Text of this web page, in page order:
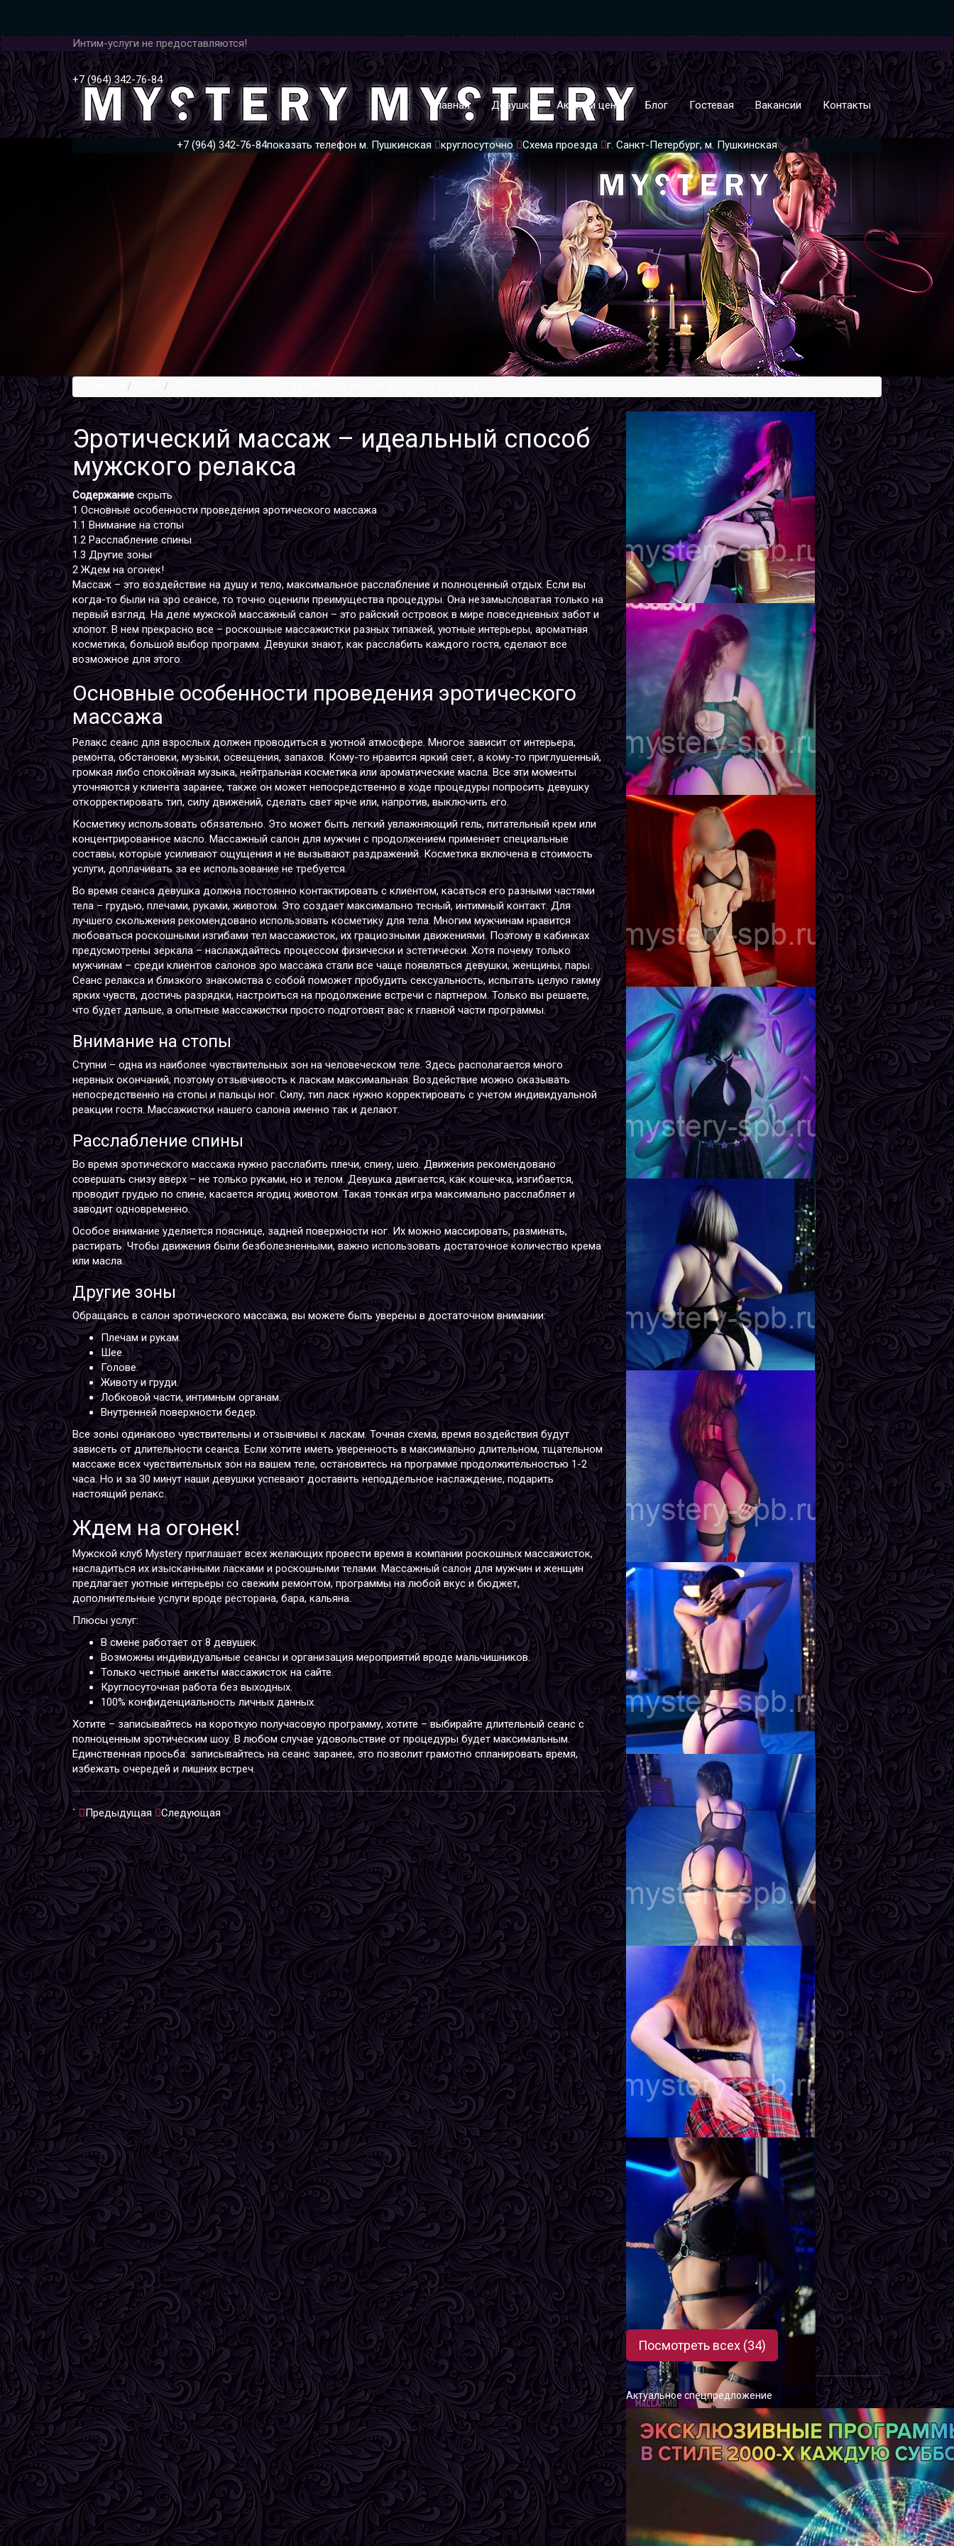
Интим-услуги не предоставляются!
+7 (964) 342-76-84
Главная
Девушки Акции и цены Блог Гостевая Вакансии Контакты
+7 (964) 342-76-84показать телефон м. Пушкинская круглосуточно Схема проезда г. Санкт-Петербург, м. Пушкинская
Эротический массаж – идеальный способ
мужского релакса
Содержание скрыть
1 Основные особенности проведения эротического массажа
1.1 Внимание на стопы
1.2 Расслабление спины
1.3 Другие зоны
2 Ждем на огонек!
Массаж – это воздействие на душу и тело, максимальное расслабление и полноценный отдых. Если вы
когда-то были на эро сеансе, то точно оценили преимущества процедуры. Она незамысловатая только на
первый взгляд. На деле мужской массажный салон – это райский островок в мире повседневных забот и
хлопот. В нем прекрасно все – роскошные массажистки разных типажей, уютные интерьеры, ароматная
косметика, большой выбор программ. Девушки знают, как расслабить каждого гостя, сделают все
возможное для этого.
Основные особенности проведения эротического
массажа
Релакс сеанс для взрослых должен проводиться в уютной атмосфере. Многое зависит от интерьера,
ремонта, обстановки, музыки, освещения, запахов. Кому-то нравится яркий свет, а кому-то приглушенный,
громкая либо спокойная музыка, нейтральная косметика или ароматические масла. Все эти моменты
уточняются у клиента заранее, также он может непосредственно в ходе процедуры попросить девушку
откорректировать тип, силу движений, сделать свет ярче или, напротив, выключить его.
Косметику использовать обязательно. Это может быть легкий увлажняющий гель, питательный крем или
концентрированное масло. Массажный салон для мужчинс продолжением применяет специальные
составы, которые усиливают ощущения и не вызывают раздражений. Косметика включена в стоимость
услуги, доплачивать за ее использование не требуется.
Во время сеанса девушка должна постоянно контактировать с клиентом, касаться его разными частями
тела – грудью, плечами, руками, животом. Это создает максимально тесный, интимный контакт. Для
лучшего скольжения рекомендовано использовать косметику для тела. Многим мужчинам нравится
любоваться роскошными изгибами тел массажисток, их грациозными движениями. Поэтому в кабинках
предусмотрены зеркала – наслаждайтесь процессом физически и эстетически. Хотя почему только
мужчинам – среди клиентов салонов эро массажа стали все чаще появляться девушки, женщины, пары.
Сеанс релакса и близкого знакомства с собой поможет пробудить сексуальность, испытать целую гамму
ярких чувств, достичь разрядки, настроиться на продолжение встречи с партнером. Только вы решаете,
что будет дальше, а опытные массажистки просто подготовят вас к главной части программы.
Внимание на стопы
Ступни – одна из наиболее чувствительных зон на человеческом теле. Здесь располагается много
нервных окончаний, поэтому отзывчивость к ласкам максимальная. Воздействие можно оказывать
непосредственно на стопы и пальцы ног. Силу, тип ласк нужно корректировать с учетом индивидуальной
реакции гостя. Массажистки нашего салона именно так и делают.
Расслабление спины
Во время эротического массажа нужно расслабить плечи, спину, шею. Движения рекомендовано
совершать снизу вверх – не только руками, но и телом. Девушка двигается, как кошечка, изгибается,
проводит грудью по спине, касается ягодиц животом. Такая тонкая игра максимально расслабляет и
заводит одновременно.
Особое внимание уделяется пояснице, задней поверхности ног. Их можно массировать, разминать,
растирать. Чтобы движения были безболезненными, важно использовать достаточное количество крема
или масла.
Другие зоны
Обращаясь в салон эротического массажа, вы можете быть уверены в достаточном внимании:
Плечам и рукам.
Шее.
Голове.
Животу и груди.
Лобковой части, интимным органам.
Внутренней поверхности бедер.
Все зоны одинаково чувствительны и отзывчивы к ласкам. Точная схема, время воздействия будут
зависеть от длительности сеанса. Если хотите иметь уверенность в максимально длительном, тщательном
массаже всех чувствительных зон на вашем теле, остановитесь на программе продолжительностью 1-2
часа. Но и за 30 минут наши девушки успевают доставить неподдельное наслаждение, подарить
настоящий релакс.
Ждем на огонек!
Мужской клуб Mystery приглашает всех желающих провести время в компании роскошных массажисток,
насладиться их изысканными ласками и роскошными телами.Массажный салон для мужчини женщин
предлагает уютные интерьеры со свежим ремонтом, программы на любой вкус и бюджет,
дополнительные услуги вроде ресторана, бара, кальяна.
Плюсы услуг:
В смене работает от 8 девушек.
Возможны индивидуальные сеансы и организация мероприятий вроде мальчишников.
Только честные анкеты массажисток на сайте.
Круглосуточная работа без выходных.
100% конфиденциальность личных данных.
Хотите – записывайтесь на короткую получасовую программу, хотите – выбирайте длительный сеанс с
полноценным эротическим шоу. В любом случае удовольствие от процедуры будет максимальным.
Единственная просьба: записывайтесь на сеанс заранее, это позволит грамотно спланировать время,
избежать очередей и лишних встреч.
` Предыдущая Следующая
Возраст 24
170 см
57 кг
Грудь
2-й
22
163 см
49 кг
Грудь
3-й
Вика
Возраст
26
Рост
162 см
Вес
57 кг
Грудь
3-й
Возраст20
167 см
Вес
56 кг
Грудь
Яна
Возраст 23
Рост
170 см
Вес
58 кг
Грудь
Инга
Возраст22
Рост
161 см
Вес
55 кг
Грудь
3-й
165 см
58 кг
Грудь
Линда
Возраст23
Рост
167 см
57 кг
Грудь
Возраст
18
169 см
52 кг
2-й
Милена
Возраст22
Рост
167 см
Посмотреть всех (34)
Актуальное спецпредложение